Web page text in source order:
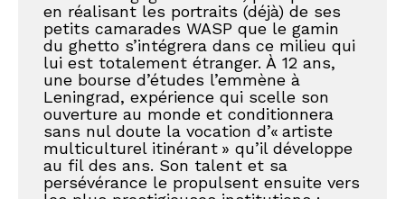
en réalisant les portraits (déjà) de ses
petits camarades WASP que le gamin
du ghetto s’intégrera dans ce milieu qui
lui est totalement étranger. À 12 ans,
une bourse d’études l’emmène à
Leningrad, expérience qui scelle son
ouverture au monde et conditionnera
sans nul doute la vocation d’« artiste
multiculturel itinérant » qu’il développe
au fil des ans. Son talent et sa
persévérance le propulsent ensuite vers